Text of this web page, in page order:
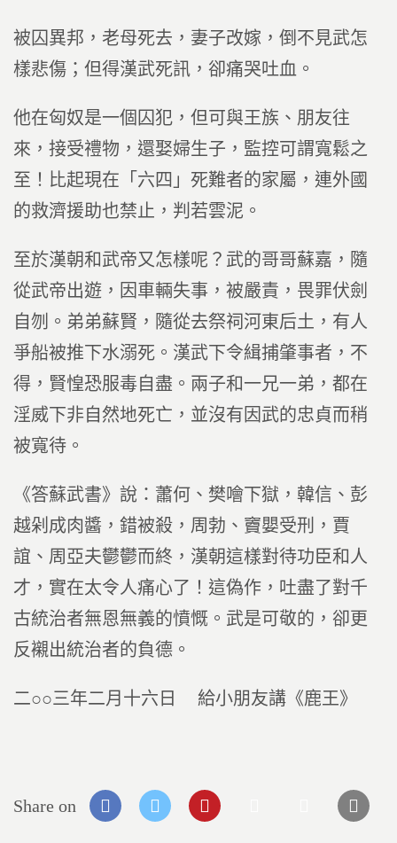
被囚異邦，老母死去，妻子改嫁，倒不見武怎
樣悲傷；但得漢武死訊，卻痛哭吐血。
他在匈奴是一個囚犯，但可與王族、朋友往
來，接受禮物，還娶婦生子，監控可謂寬鬆之
至！比起現在「六四」死難者的家屬，連外國
的救濟援助也禁止，判若雲泥。
至於漢朝和武帝又怎樣呢？武的哥哥蘇嘉，隨
從武帝出遊，因車輛失事，被嚴責，畏罪伏劍
自刎。弟弟蘇賢，隨從去祭祠河東后土，有人
爭船被推下水溺死。漢武下令緝捕肇事者，不
得，賢惶恐服毒自盡。兩子和一兄一弟，都在
淫威下非自然地死亡，並沒有因武的忠貞而稍
被寬待。
《答蘇武書》說：蕭何、樊噲下獄，韓信、彭
越剁成肉醬，錯被殺，周勃、竇嬰受刑，賈
誼、周亞夫鬱鬱而終，漢朝這樣對待功臣和人
才，實在太令人痛心了！這偽作，吐盡了對千
古統治者無恩無義的憤慨。武是可敬的，卻更
反襯出統治者的負德。
二○○三年二月十六日 給小朋友講《鹿王》
Share on